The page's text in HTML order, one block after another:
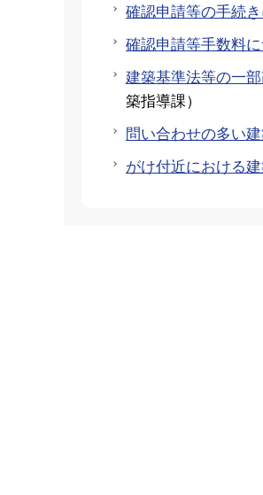
確認申請等の手続
確認申請等手数料
建築基準法等の一
築指導課）
問い合わせの多い
がけ付近における